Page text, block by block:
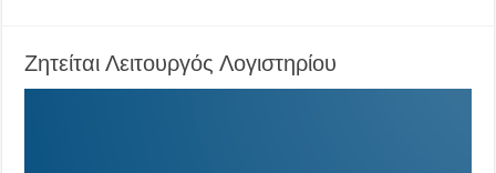
Ζητείται Λειτουργός Λογιστηρίου